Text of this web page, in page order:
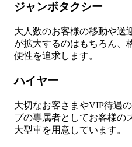
ジャンボタクシー
大人数のお客様の移動や送
が拡大するのはもちろん、
便性を追求します。
ハイヤー
大切なお客さまやVIP待遇
プの専属者としてお客様の
大型車を用意しています。